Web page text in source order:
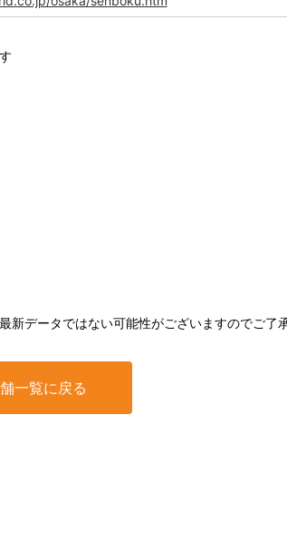
データではない可能性がございますのでご了
一覧に戻る